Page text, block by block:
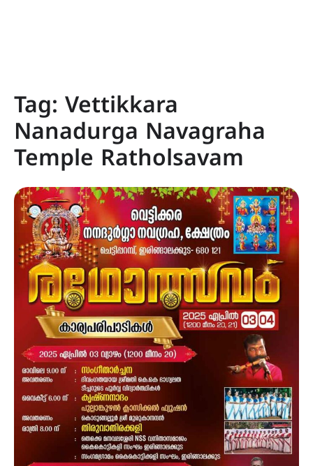
Tag: Vettikkara
Nanadurga Navagraha
Temple Ratholsavam